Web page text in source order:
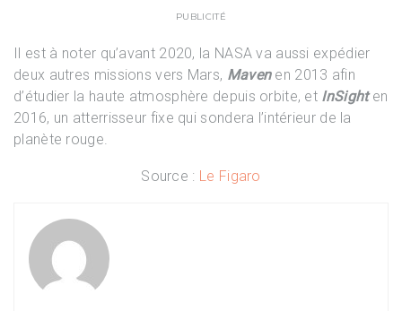
PUBLICITÉ
Il est à noter qu’avant 2020, la NASA va aussi expédier
deux autres missions vers Mars, Mavenen 2013 afin
d’étudier la haute atmosphère depuis orbite, et InSighten
2016, un atterrisseur fixe qui sondera l’intérieur de la
planète rouge.
Source : Le Figaro